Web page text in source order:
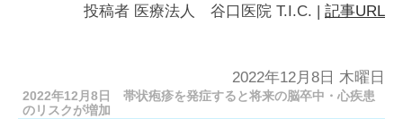
投稿者 医療法人 谷口医院 T.I.C. 記事URL
2022年12月8日 木曜日
2022年12月8日 帯状疱疹を発症すると将来の脳卒中・心疾患
のリスクが増加